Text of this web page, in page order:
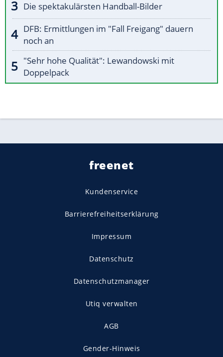
Die spektakulärsten Handball-Bilder
DFB: Ermittlungen im "Fall Freigang" dauern
noch an
"Sehr hohe Qualität": Lewandowski mit
Doppelpack
freenet
Kundenservice
Barrierefreiheitserklärung
Impressum
Datenschutz
Datenschutzmanager
Utiq verwalten
AGB
Gender-Hinweis